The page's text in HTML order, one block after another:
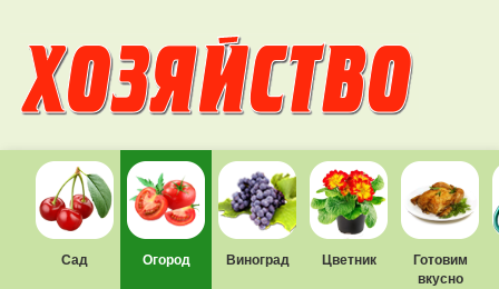
Сад Огород Виноград Цветник
Готовим
вкусно